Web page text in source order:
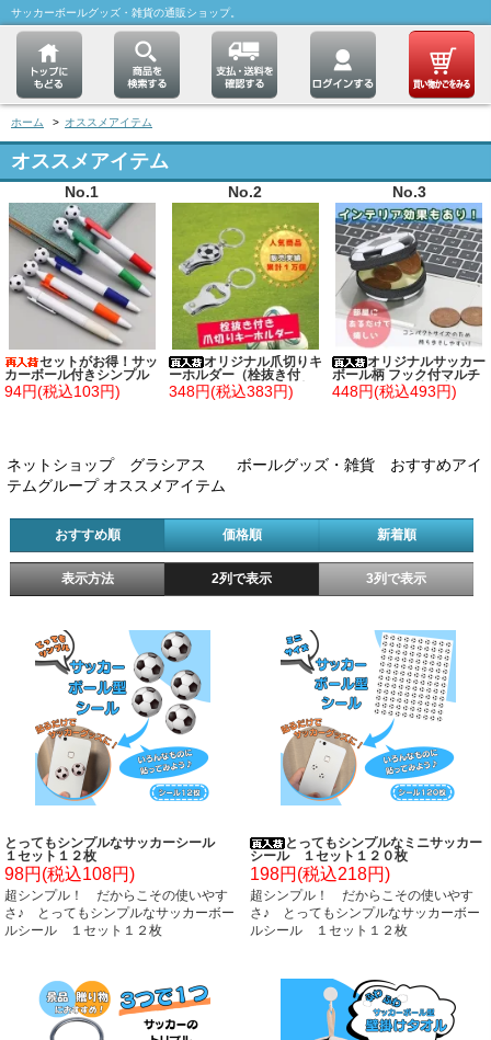
サッカーボールグッズ・雑貨の通販ショップ。
ホーム > オススメアイテム
オススメアイテム
No.1
セットがお得！サッ
カーボール付きシンプル
ボールペン 単価７８円～
94円(税込103円)
No.2
オリジナル爪切りキ
ーホルダー（栓抜き付
き） サッカーボール柄
348円(税込383円)
No.3
オリジナルサッカー
ボール柄 フック付マルチ
ミニ缶ケース(小物入れ)
448円(税込493円)
ネットショップ グラシアス ボールグッズ・雑貨 おすすめアイ
テムグループ オススメアイテム
おすすめ順 価格順 新着順
表示方法 2列で表示 3列で表示
とってもシンプルなサッカーシール
１セット１２枚
98円(税込108円)
超シンプル！ だからこその使いやす
さ♪ とってもシンプルなサッカーボー
ルシール １セット１２枚
とってもシンプルなミニサッカー
シール １セット１２０枚
198円(税込218円)
超シンプル！ だからこその使いやす
さ♪ とってもシンプルなサッカーボー
ルシール １セット１２枚